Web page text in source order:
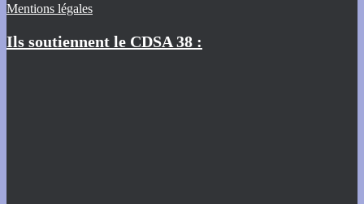
Mentions légales
Ils soutiennent le CDSA 38 :